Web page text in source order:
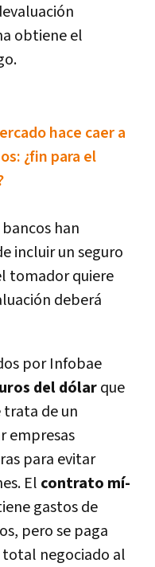
obtiene el
hace caer a
¿fin para el
han
incluir un seguro
tomador quiere
deberá
por Infobae
del dólarque
trata de un
empresas
para evitar
El contrato mí­
gastos de
pero se paga
total negociado al